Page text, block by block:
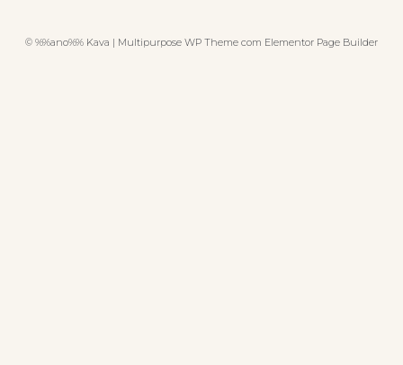
© %%ano%% Kava | Multipurpose WP Theme com Elementor Page Builder